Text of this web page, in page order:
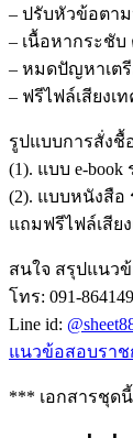
– ปรับหัวข้อตา
– เนื้อหากระชับ
– หมดปัญหาเต
– ฟรีไฟล์เสียง
รูปแบบการสั่งชื้
(1). แบบ e-
(2). แบบหนังสือ
แถมฟรีไฟล์เสี
สนใจ สรุปแนว
โทร: 091-
Line id:
แนวข้อสอบราช
*** เอกสารชุด